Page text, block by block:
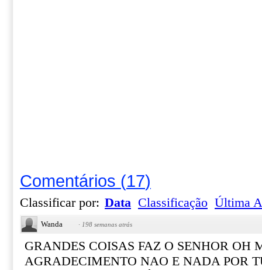
Comentários (17)
Classificar por: Data Classificação Última
Wanda · 198 semanas atrás
GRANDES COISAS FAZ O SENHOR OH
AGRADECIMENTO NAO E NADA POR